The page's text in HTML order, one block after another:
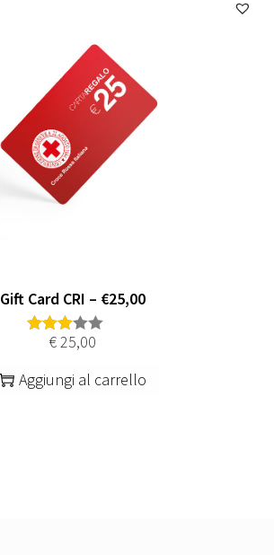
Gift Card CRI – €25,00
€25,00
Aggiungi al carrello